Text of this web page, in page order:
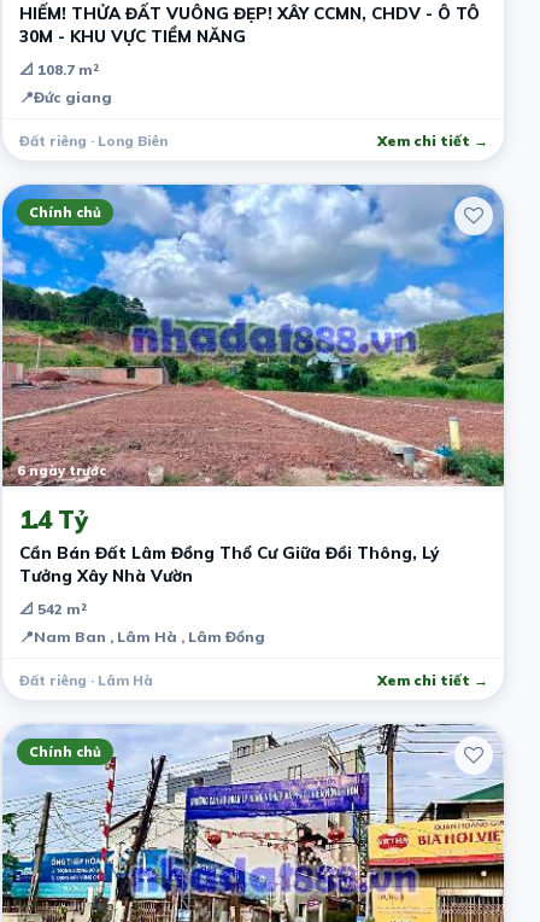
HIẾM! THỬA ĐẤT VUÔNG ĐẸP! XÂY CCMN, CHDV - Ô TÔ
30M - KHU VỰC TIỀM NĂNG
📐 108.7 m²
📍Đức giang
Đất riêng · Long Biên Xem chi tiết →
Chính chủ
6 ngày trước
1.4 Tỷ
Cần Bán Đất Lâm Đồng Thổ Cư Giữa Đồi Thông, Lý
Tưởng Xây Nhà Vườn
📐 542 m²
📍Nam Ban , Lâm Hà , Lâm Đồng
Đất riêng · Lâm Hà Xem chi tiết →
Chính chủ